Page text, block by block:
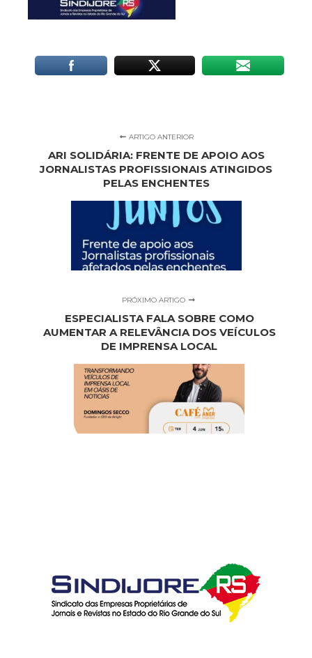
ARTIGO ANTERIOR
ARI SOLIDÁRIA: FRENTE DE APOIO AOS
JORNALISTAS PROFISSIONAIS ATINGIDOS
PELAS ENCHENTES
PRÓXIMO ARTIGO
ESPECIALISTA FALA SOBRE COMO
AUMENTAR A RELEVÂNCIA DOS VEÍCULOS
DE IMPRENSA LOCAL